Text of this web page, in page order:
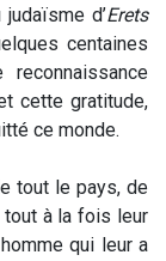
d’Erets
centaines
cette gratitude,
ce monde.
tout le pays, de
à la fois leur
qui leur a